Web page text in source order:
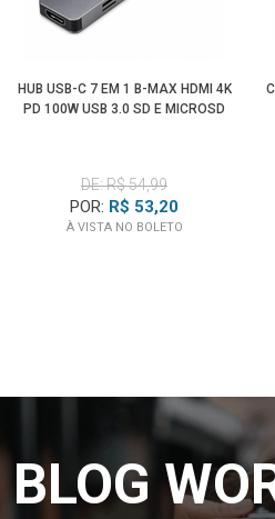
HUB USB-C 7 EM 1 B-MAX HDMI 4K
PD 100W USB 3.0 SD E MICROSD
DE: R$ 54,99
POR: R$ 53,20
À VISTA NO BOLETO
BLOG